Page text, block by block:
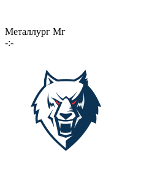
Металлург Мг
-:-